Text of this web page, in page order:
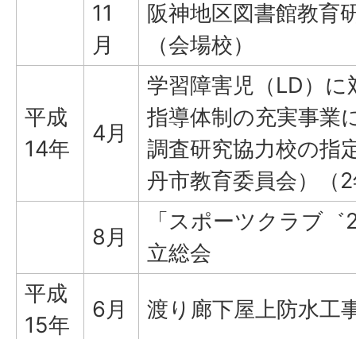
11
月
阪神地区図書館教育
（会場校）
平成
14年
4月
学習障害児（LD）に
指導体制の充実事業
調査研究協力校の指
丹市教育委員会）（
8月
「スポーツクラブ゛
立総会
平成
15年
6月 渡り廊下屋上防水工